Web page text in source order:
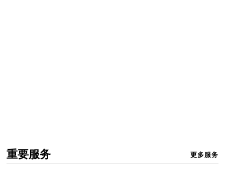
重要服务 更多服务